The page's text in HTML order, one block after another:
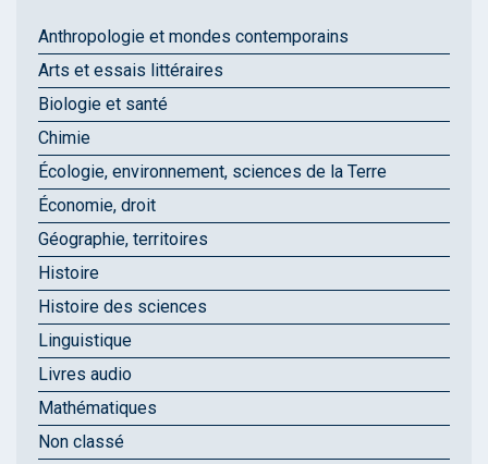
Anthropologie et mondes contemporains
Arts et essais littéraires
Biologie et santé
Chimie
Écologie, environnement, sciences de la Terre
Économie, droit
Géographie, territoires
Histoire
Histoire des sciences
Linguistique
Livres audio
Mathématiques
Non classé